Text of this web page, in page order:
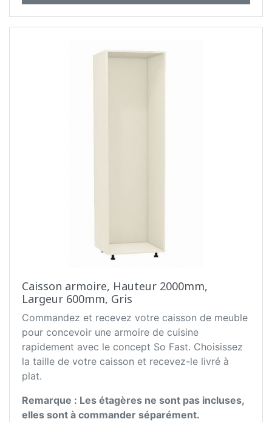
Caisson armoire, Hauteur 2000mm,
Largeur 600mm, Gris
Commandez et recevez votre caisson de meuble
pour concevoir une armoire de cuisine
rapidement avec le concept So Fast. Choisissez
la taille de votre caisson et recevez-le livré à
plat.
Remarque : Les étagères ne sont pas incluses,
elles sont à commander séparément.